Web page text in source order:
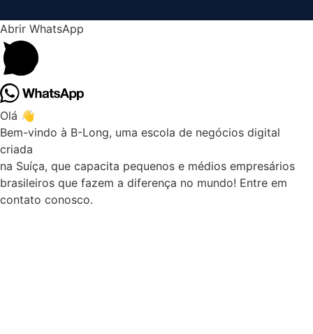
Abrir WhatsApp
Olá 👋
Bem-vindo à B-Long, uma escola de negócios digital
criada
na Suíça, que capacita pequenos e médios empresários
brasileiros que fazem a diferença no mundo! Entre em
contato conosco.